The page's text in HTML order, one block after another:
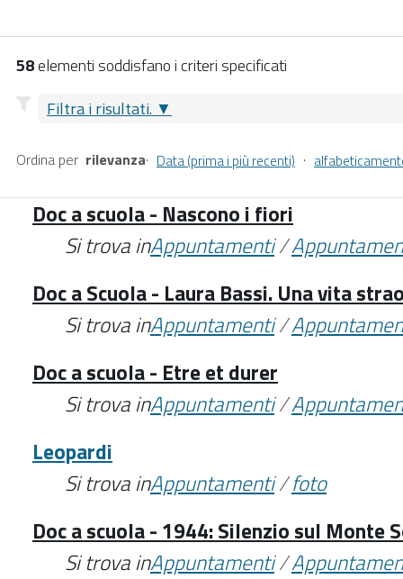
58elementi soddisfano i criteri specificati
Filtra i risultati.
Ordina per rilevanza· Data (prima i più recenti) ·
Doc a scuola - Nascono i fiori
Si trova inAppuntamenti/
Doc a Scuola - Laura Bassi. Una vita
Si trova inAppuntamenti/
Doc a scuola - Etre et durer
Si trova inAppuntamenti/
Leopardi
Si trova inAppuntamenti/foto
Doc a scuola - 1944: Silenzio sul Monte
Si trova inAppuntamenti/